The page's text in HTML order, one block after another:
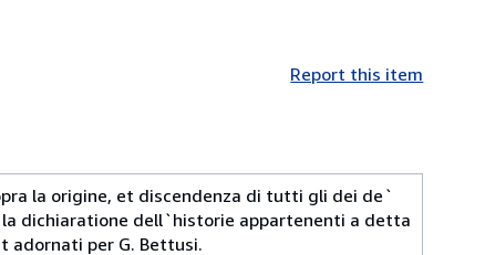
Report this item
la origine, et discendenza di tutti gli dei de`
dichiaratione dell`historie appartenenti a detta
adornati per G. Bettusi.